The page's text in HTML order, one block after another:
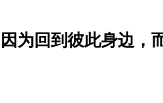
因为回到彼此身边